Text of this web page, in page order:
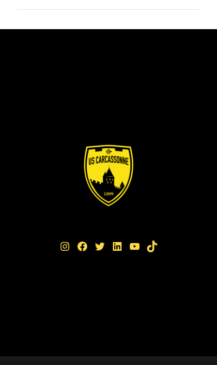
Instagram Facebook Twitter LinkedIn YouTube TikTok